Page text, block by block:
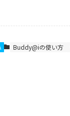
Buddy@iの使い方